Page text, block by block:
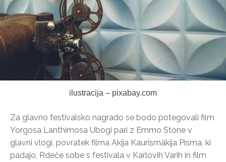
ilustracija – pixabay.com
Za glavno festivalsko nagrado se bodo potegovali film
Yorgosa Lanthimosa Ubogi pari z Emmo Stone v
glavni vlogi, povratek filma Akija Kaurismäkija Pisma, ki
padajo, Rdeče sobe s festivala v Karlovih Varih in film